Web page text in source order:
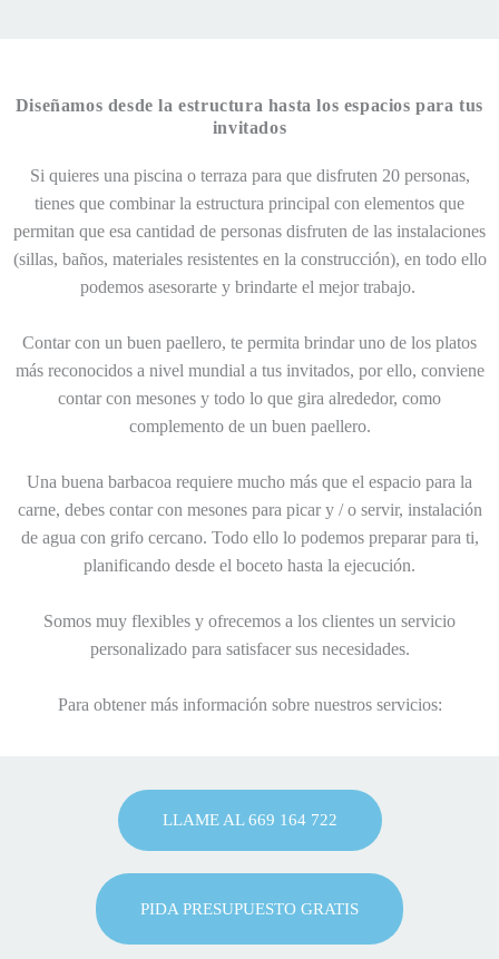
Diseñamos desde la estructura hasta los espacios para tus
invitados
Si quieres una piscina o terraza para que disfruten 20 personas,
tienes que combinar la estructura principal con elementos que
permitan que esa cantidad de personas disfruten de las instalaciones
(sillas, baños, materiales resistentes en la construcción), en todo ello
podemos asesorarte y brindarte el mejor trabajo.
Contar con un buen paellero, te permita brindar uno de los platos
más reconocidos a nivel mundial a tus invitados, por ello, conviene
contar con mesones y todo lo que gira alrededor, como
complemento de un buen paellero.
Una buena barbacoa requiere mucho más que el espacio para la
carne, debes contar con mesones para picar y / o servir, instalación
de agua con grifo cercano. Todo ello lo podemos preparar para ti,
planificando desde el boceto hasta la ejecución.
Somos muy flexibles y ofrecemos a los clientes un servicio
personalizado para satisfacer sus necesidades.
Para obtener más información sobre nuestros servicios:
LLAME AL 669 164 722
PIDA PRESUPUESTO GRATIS